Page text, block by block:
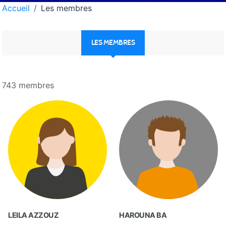
Accueil Les membres
LES MEMBRES
743 membres
LEILA AZZOUZ HAROUNA BA